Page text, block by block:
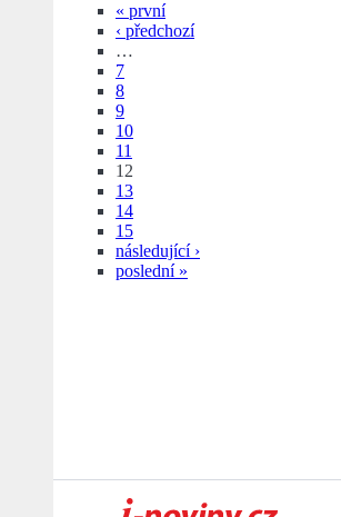
« první
‹ předchozí
…
7
8
9
10
11
12
13
14
15
následující ›
poslední »